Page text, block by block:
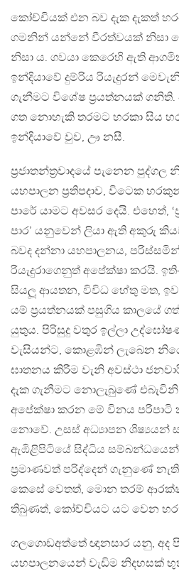
කෝච්චියක් එන බව දැක දැකත්
ගමනින් යන්නේ වීරත්වයක් නිසා
නිසා ය. ගවයා කෙරෙහි ඇති
ඉන්දියාවේ දුම්රිය රියැදුරන්
ගැනීමට විශේෂ ප‍්‍රයත්නයක් ගනිති.
ගත නොහැකි තරමට හරකා සිය
ඉන්දියාවේ වුව, ඌ නසී.
ප‍්‍රජාතන්ත‍්‍රවාදයේ පැනෙන
යහපාලන ප‍්‍රතිපදාව, විටෙක
පාරේ යාමට අවසර දෙයි. එහෙත්,
පාර’ යනුවෙන් ලියා ඇති අකුරු
බවද දන්නා යහපාලනය,
රියැදුරාගෙනුත් අපේක්ෂා කරයි.
සියලූ ආයතන, විවිධ හේතු මත,
යම් ප‍්‍රයත්නයක් පසුගිය කාලයේ
යුතුය. පිරිසුදු වතුර ඉල්ලා
වැසියන්ට, කොළඹින් ලැබෙන
ඝාතනය කිරීම වැනි අවස්ථා
දැක ගැනීමට නොලැබුණේ
අපේක්ෂා කරන මේ විනය පරිපාටි
නොවේ. උසස් අධ්‍යාපන
ඇඹිළිපිටියේ සිද්ධිය
ප‍්‍රමාණවත් පරිද්දෙන් ගැනුණේ
කෙසේ වෙතත්, මොන තරම්
තිබුණත්, කෝච්චියට යට වෙන
ගලගොඩඅත්තේ ඥානසාර යනු, අද
යහපාලනයෙන් වැඩිම නිදහසක්